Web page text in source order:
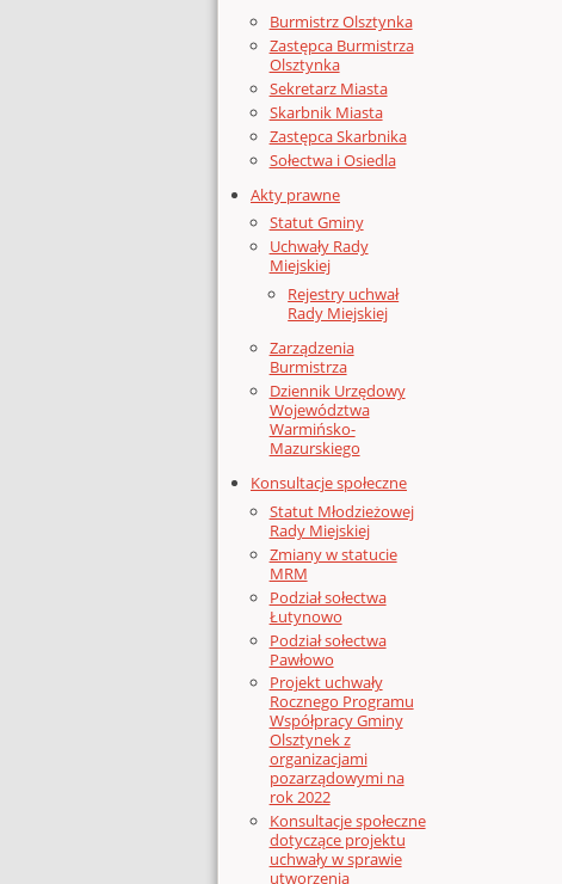
Burmistrz Olsztynka
Zastępca Burmistrza
Olsztynka
Sekretarz Miasta
Skarbnik Miasta
Zastępca Skarbnika
Sołectwa i Osiedla
Akty prawne
Statut Gminy
Uchwały Rady
Miejskiej
Rejestry uchwał
Rady Miejskiej
Zarządzenia
Burmistrza
Dziennik Urzędowy
Województwa
Warmińsko-
Mazurskiego
Konsultacje społeczne
Statut Młodzieżowej
Rady Miejskiej
Zmiany w statucie
MRM
Podział sołectwa
Łutynowo
Podział sołectwa
Pawłowo
Projekt uchwały
Rocznego Programu
Współpracy Gminy
Olsztynek z
organizacjami
pozarządowymi na
rok 2022
Konsultacje społeczne
dotyczące projektu
uchwały w sprawie
utworzenia